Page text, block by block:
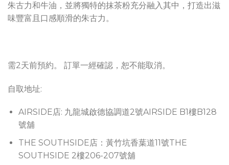
朱古力和牛油，並將獨特的抹茶粉充分融入其中，打造出滋
味豐富且口感順滑的朱古力。
需2天前預約。 訂單一經確認，恕不能取消。
自取地址:
AIRSIDE店: 九龍城啟德協調道2號AIRSIDE B1樓B128
號舖
THE SOUTHSIDE店：黃竹坑香葉道11號THE
SOUTHSIDE 2樓206-207號舖